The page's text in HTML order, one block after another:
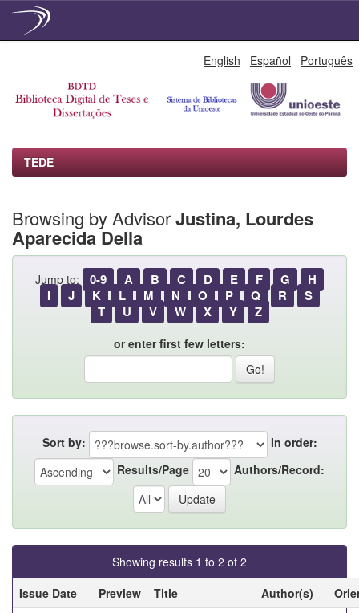
English Español Português
TEDE
Browsing by AdvisorJustina, Lourdes
Aparecida Della
Jump to: 0-9 A B C D E F G
H
I
J K L M N O P Q R
S
T
U V W X Y Z
or enter first few letters:
Sort by:
In order:
Results/Page
Authors/Record:
Showing results 1 to 2 of 2
Issue Date
Preview Title Author(s)